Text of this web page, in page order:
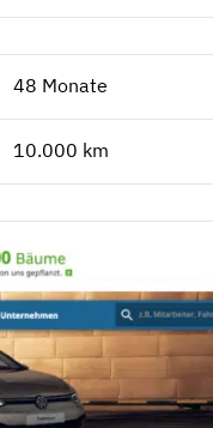
48 Monate
10.000 km